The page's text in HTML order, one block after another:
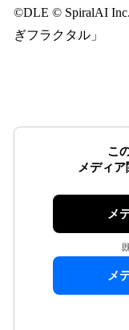
©DLE © SpiralAI
ぎフラクタル」
こ
メディ
メ
メ